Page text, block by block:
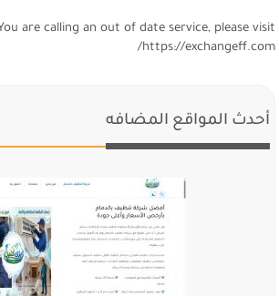
You are calling an out of date service, please visit
https://exchangeff.com/
أحدث المواقع المضافه